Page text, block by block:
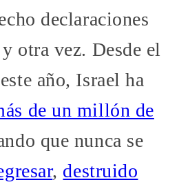
declaraciones
otra vez. Desde el
año, Israel ha
de un millón de
que nunca se
, destruido